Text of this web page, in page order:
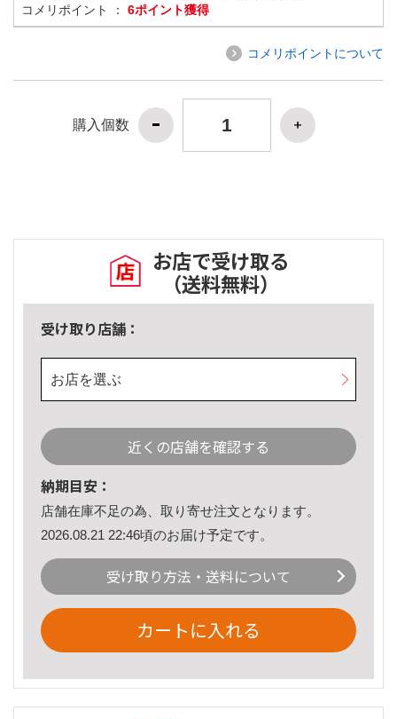
コメリポイント ： 6ポイント獲得
コメリポイントについて
購入個数
お店で受け取る
（送料無料）
受け取り店舗：
お店を選ぶ
近くの店舗を確認する
納期目安：
店舗在庫不足の為、取り寄せ注文となります。
2026.08.21 22:46頃のお届け予定です。
受け取り方法・送料について
カートに入れる